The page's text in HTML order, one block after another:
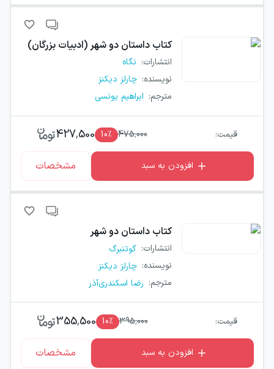
کتاب داستان دو شهر (ادبیات بزرگان)
انتشارات: نگاه
نویسنده: چارلز دیکنز
مترجم: ابراهیم یونسی
قیمت: 475,000
10٪ 427,500
افزودن به سبد مشخصات
کتاب داستان دو شهر
انتشارات: گوتنبرگ
نویسنده: چارلز دیکنز
مترجم: رضا اسکندری‌آذر
قیمت: 395,000
10٪ 355,500
افزودن به سبد مشخصات